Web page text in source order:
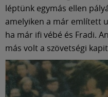
léptünk egymás ellen
amelyiken a már említett
ha már ifi vébé és Fradi.
más volt a szövetségi